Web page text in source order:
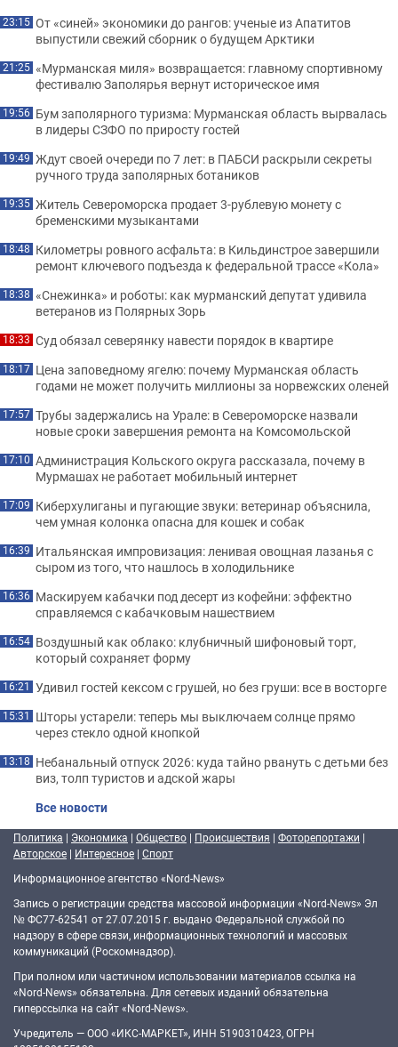
23:15 От «синей» экономики до рангов: ученые из Апатитов
выпустили свежий сборник о будущем Арктики
21:25 «Мурманская миля» возвращается: главному спортивному
фестивалю Заполярья вернут историческое имя
19:56 Бум заполярного туризма: Мурманская область вырвалась
в лидеры СЗФО по приросту гостей
19:49 Ждут своей очереди по 7 лет: в ПАБСИ раскрыли секреты
ручного труда заполярных ботаников
19:35 Житель Североморска продает 3-рублевую монету с
бременскими музыкантами
18:48 Километры ровного асфальта: в Кильдинстрое завершили
ремонт ключевого подъезда к федеральной трассе «Кола»
18:38 «Снежинка» и роботы: как мурманский депутат удивила
ветеранов из Полярных Зорь
18:33 Суд обязал северянку навести порядок в квартире
18:17 Цена заповедному ягелю: почему Мурманская область
годами не может получить миллионы за норвежских оленей
17:57 Трубы задержались на Урале: в Североморске назвали
новые сроки завершения ремонта на Комсомольской
17:10 Администрация Кольского округа рассказала, почему в
Мурмашах не работает мобильный интернет
17:09 Киберхулиганы и пугающие звуки: ветеринар объяснила,
чем умная колонка опасна для кошек и собак
16:39 Итальянская импровизация: ленивая овощная лазанья с
сыром из того, что нашлось в холодильнике
16:36 Маскируем кабачки под десерт из кофейни: эффектно
справляемся с кабачковым нашествием
16:54 Воздушный как облако: клубничный шифоновый торт,
который сохраняет форму
16:21 Удивил гостей кексом с грушей, но без груши: все в восторге
15:31 Шторы устарели: теперь мы выключаем солнце прямо
через стекло одной кнопкой
13:18 Небанальный отпуск 2026: куда тайно рвануть с детьми без
виз, толп туристов и адской жары
Все новости
Политика | Экономика | Общество | Происшествия | Фоторепортажи |
Авторское | Интересное | Спорт
Информационное агентство «Nord-News»
Запись о регистрации средства массовой информации «Nord-News» Эл
№ ФС77-62541 от 27.07.2015 г. выдано Федеральной службой по
надзору в сфере связи, информационных технологий и массовых
коммуникаций (Роскомнадзор).
При полном или частичном использовании материалов ссылка на
«Nord-News» обязательна. Для сетевых изданий обязательна
гиперссылка на сайт «Nord-News».
Учредитель — ООО «ИКС-МАРКЕТ», ИНН 5190310423, ОГРН